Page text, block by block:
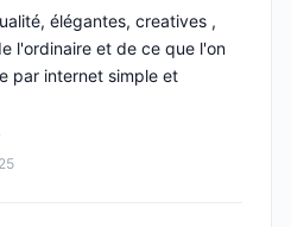
élégantes, creatives ,
l'ordinaire et de ce que l'on
par internet simple et